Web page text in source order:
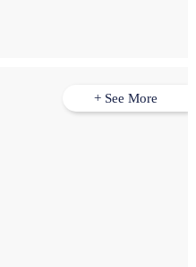
+ See More